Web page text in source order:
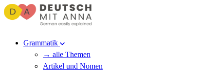
Grammatik
→ alle Themen
Artikel und Nomen